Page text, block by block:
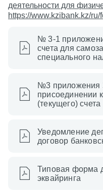
деятельности для
https://www.kzibank.kz/
№ 3-1
счета для
специального
№3 приложения
присоединении
(текущего) счета
Уведомление
договор
Типовая форма
эквайринга